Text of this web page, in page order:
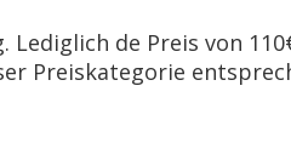
de Preis von
Preiskategorie